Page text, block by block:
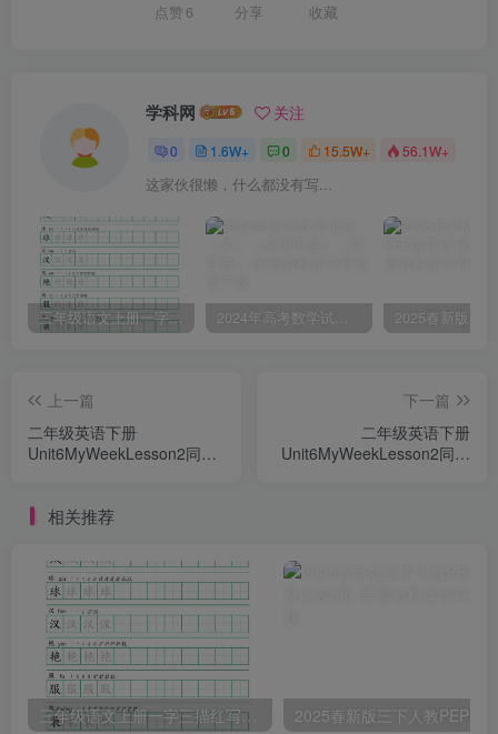
点赞 6 分享 收藏
学科网 关注
0 1.6W+ 0 15.5W+ 56.1W+
这家伙很懒，什么都没有写...
三年级语文上册一字三描红写字表字帖 2024年高考数学试卷（文）（全国甲卷）（空白卷）
上一篇
二年级英语下册
Unit6MyWeekLesson2同步
下一篇
二年级英语下册
Unit6MyWeekLesson2同步
相关推荐
三年级语文上册一字三描红写字表字帖